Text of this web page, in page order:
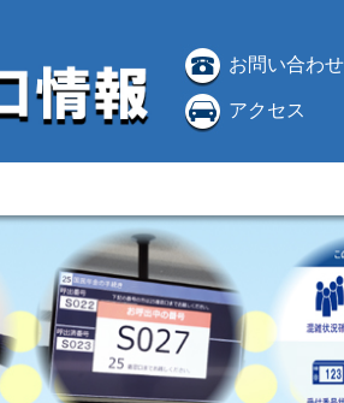
お問い合わせ
アクセス